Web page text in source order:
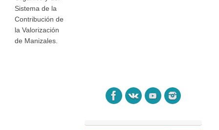
Sistema de la
Contribución de
la Valorización
de Manizales.